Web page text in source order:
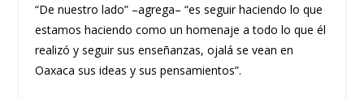
“De nuestro lado” –agrega– “es seguir haciendo lo que
estamos haciendo como un homenaje a todo lo que él
realizó y seguir sus enseñanzas, ojalá se vean en
Oaxaca sus ideas y sus pensamientos”.